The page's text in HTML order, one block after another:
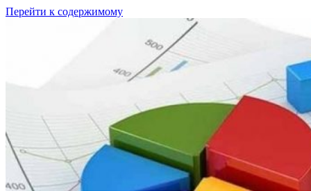
Перейти к содержимому